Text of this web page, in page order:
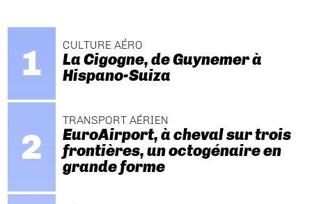
CULTURE AÉRO
La Cigogne, de Guynemer à
Hispano-Suiza
TRANSPORT AÉRIEN
EuroAirport, à cheval sur trois
frontières, un octogénaire en
grande forme